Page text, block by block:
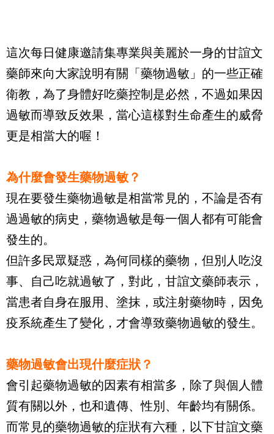
這次每日健康邀請集專業與美麗於一身的甘誼文
藥師來向大家說明有關「藥物過敏」的一些正確
衛教，為了身體好吃藥控制是必然，不過如果因
過敏而導致反效果，當心這樣對生命產生的威脅
更是相當大的喔！
為什麼會發生藥物過敏？
現在要發生藥物過敏是相當常見的，不論是否有
過過敏的病史，藥物過敏是每一個人都有可能會
發生的。
但許多民眾疑惑，為何同樣的藥物，但別人吃沒
事、自己吃就過敏了，對此，甘誼文藥師表示，
當患者自身在服用、塗抹，或注射藥物時，因免
疫系統產生了變化，才會導致藥物過敏的發生。
藥物過敏會出現什麼症狀？
會引起藥物過敏的因素有相當多，除了與個人體
質有關以外，也和遺傳、性別、年齡均有關係。
而常見的藥物過敏的症狀有六種，以下甘誼文藥